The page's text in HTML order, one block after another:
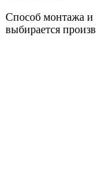
Способ монтажа и
выбирается